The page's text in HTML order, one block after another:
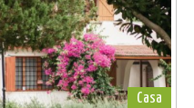
Casa